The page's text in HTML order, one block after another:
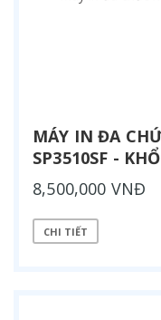
MÁY IN ĐA
SP3510SF -
8,500,000 VNĐ
CHI TIẾT